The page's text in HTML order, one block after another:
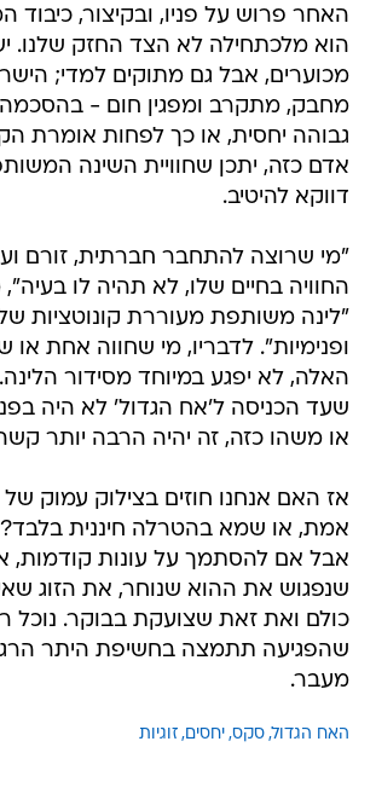
האחר פרוש על פניו, ובקיצור, כיבוד
הוא מלכתחילה לא הצד החזק שלנו.
מכוערים, אבל גם מתוקים למדי;
מחבק, מתקרב ומפגין חום -
גבוהה יחסית, או כך לפחות אומרת
אדם כזה, יתכן שחוויית השינה
דווקא להיטיב.
"מי שרוצה להתחבר חברתית, זורם
החוויה בחיים שלו, לא תהיה לו בעיה",
"לינה משותפת מעוררת קונוטציות
ופנימיות". לדבריו, מי שחווה אחת או
האלה, לא יפגע במיוחד מסידור
שעד הכניסה ל'אח הגדול' לא היה
או משהו כזה, זה יהיה הרבה יותר
אז האם אנחנו חוזים בצילוק עמוק של
אמת, או שמא בהטרלה חיננית בלבד?
אבל אם להסתמך על עונות קודמות,
שנפגוש את ההוא שנוחר, את הזוג
כולם ואת זאת שצועקת בבוקר. נוכל
שהפגיעה תתמצה בחשיפת היתר
מעבר.
האח הגדול סקס יחסים זוגיות